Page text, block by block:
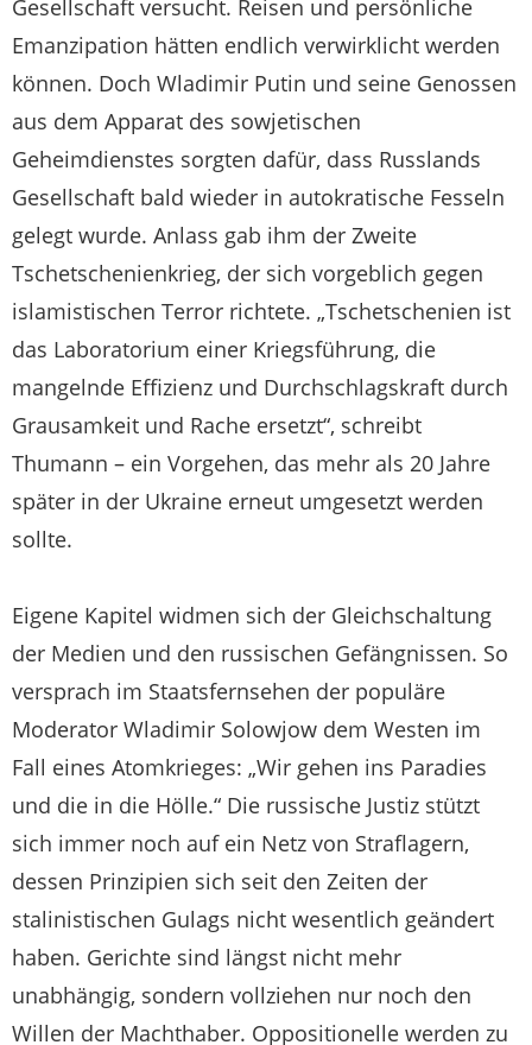
Gesellschaft versucht. Reisen und persönliche
Emanzipation hätten endlich verwirklicht werden
können. Doch Wladimir Putin und seine Genossen
aus dem Apparat des sowjetischen
Geheimdienstes sorgten dafür, dass Russlands
Gesellschaft bald wieder in autokratische Fesseln
gelegt wurde. Anlass gab ihm der Zweite
Tschetschenienkrieg, der sich vorgeblich gegen
islamistischen Terror richtete. „Tschetschenien ist
das Laboratorium einer Kriegsführung, die
mangelnde Effizienz und Durchschlagskraft durch
Grausamkeit und Rache ersetzt“, schreibt
Thumann – ein Vorgehen, das mehr als 20 Jahre
später in der Ukraine erneut umgesetzt werden
sollte.
Eigene Kapitel widmen sich der Gleichschaltung
der Medien und den russischen Gefängnissen. So
versprach im Staatsfernsehen der populäre
Moderator Wladimir Solowjow dem Westen im
Fall eines Atomkrieges: „Wir gehen ins Paradies
und die in die Hölle.“ Die russische Justiz stützt
sich immer noch auf ein Netz von Straflagern,
dessen Prinzipien sich seit den Zeiten der
stalinistischen Gulags nicht wesentlich geändert
haben. Gerichte sind längst nicht mehr
unabhängig, sondern vollziehen nur noch den
Willen der Machthaber. Oppositionelle werden zu